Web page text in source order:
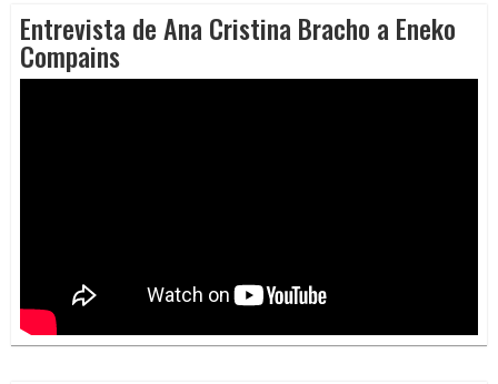
Entrevista de Ana Cristina Bracho a Eneko
Compains